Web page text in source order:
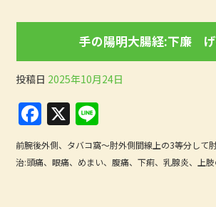
k
手の陽明大腸経:下廉
投稿日 2025年10月24日
F
a
c
X
n
e
前腕後外側、タバコ窩〜肘外側間線上の3等分して
治:頭痛、眼痛、めまい、腹痛、下痢、乳腺炎、上肢